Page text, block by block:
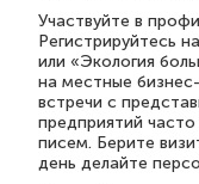
Участвуйте в
Регистрируйтесь
или «Экология
на местные
встречи с
предприятий часто
писем. Берите
день делайте